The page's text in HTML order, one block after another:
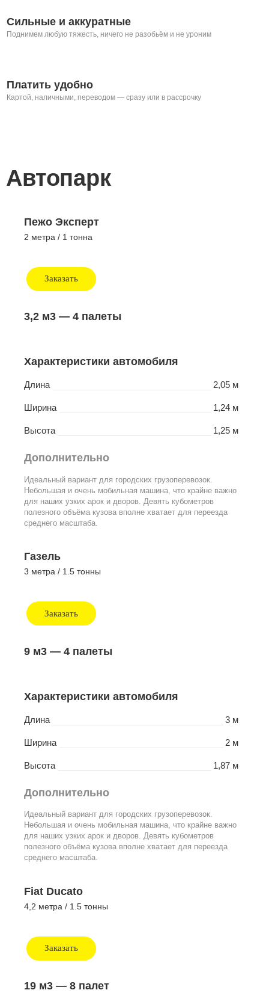
Сильные и аккуратные
Поднимем любую тяжесть, ничего не разобьём и не уроним
Платить удобно
Картой, наличными, переводом — сразу или в рассрочку
Автопарк
Пежо Эксперт
2 метра / 1 тонна
Заказать
3,2 м3 — 4 палеты
Характеристики автомобиля
Длина 2,05 м
Ширина 1,24 м
Высота 1,25 м
Дополнительно
Идеальный вариант для городских грузоперевозок.
Небольшая и очень мобильная машина, что крайне важно
для наших узких арок и дворов. Девять кубометров
полезного объёма кузова вполне хватает для переезда
среднего масштаба.
Газель
3 метра / 1.5 тонны
Заказать
9 м3 — 4 палеты
Характеристики автомобиля
Длина 3 м
Ширина 2 м
Высота 1,87 м
Дополнительно
Идеальный вариант для городских грузоперевозок.
Небольшая и очень мобильная машина, что крайне важно
для наших узких арок и дворов. Девять кубометров
полезного объёма кузова вполне хватает для переезда
среднего масштаба.
Fiat Ducato
4,2 метра / 1.5 тонны
Заказать
19 м3 — 8 палет